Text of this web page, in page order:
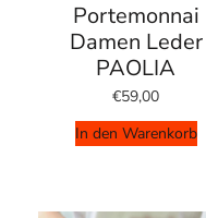
Portemonnai
Damen Leder
PAOLIA
€59,00
In den Warenkorb